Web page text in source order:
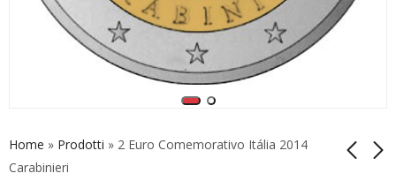
Home » Prodotti » 2 Euro Comemorativo Itália 2014
Carabinieri